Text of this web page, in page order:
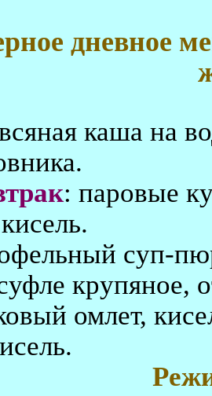
дневное
каша на
: паровые
суп-
крупяное,
омлет,